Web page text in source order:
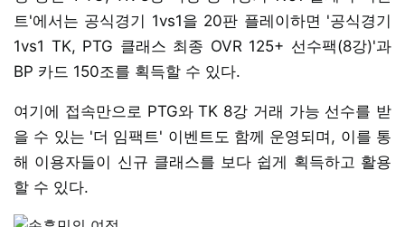
트'에서는 공식경기 1vs1을 20판 플레이하면 '공식경기
1vs1 TK, PTG 클래스 최종 OVR 125+ 선수팩(8강)'과
BP 카드 150조를 획득할 수 있다.
여기에 접속만으로 PTG와 TK 8강 거래 가능 선수를 받
을 수 있는 '더 임팩트' 이벤트도 함께 운영되며, 이를 통
해 이용자들이 신규 클래스를 보다 쉽게 획득하고 활용
할 수 있다.